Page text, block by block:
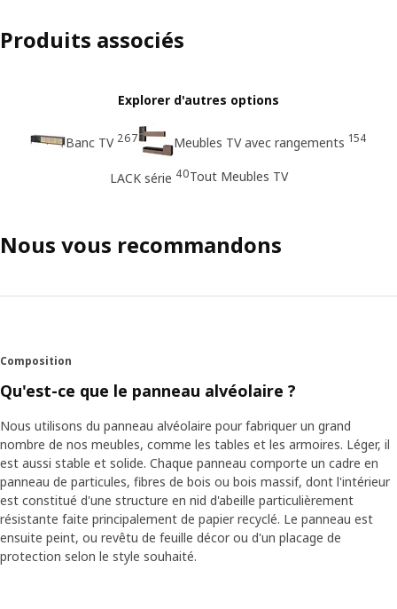
Produits associés
Explorer d'autres options
Banc TV 267 Meubles TV avec rangements 154
LACK série 40Tout Meubles TV
Nous vous recommandons
Composition
Qu'est-ce que le panneau alvéolaire ?
Nous utilisons du panneau alvéolaire pour fabriquer un grand
nombre de nos meubles, comme les tables et les armoires. Léger, il
est aussi stable et solide. Chaque panneau comporte un cadre en
panneau de particules, fibres de bois ou bois massif, dont l'intérieur
est constitué d'une structure en nid d'abeille particulièrement
résistante faite principalement de papier recyclé. Le panneau est
ensuite peint, ou revêtu de feuille décor ou d'un placage de
protection selon le style souhaité.